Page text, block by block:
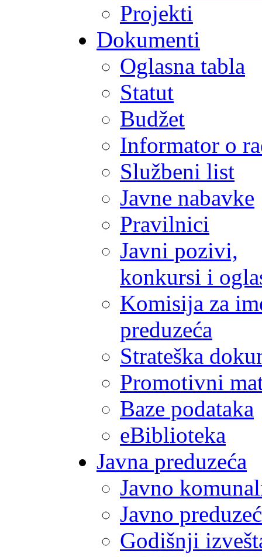
Projekti
Dokumenti
Oglasna tabla
Statut
Budžet
Informator o
Službeni list
Javne nabavke
Pravilnici
Javni pozivi,
konkursi i
Komisija za
preduzeća
Strateška
Promotivni
Baze podataka
eBiblioteka
Javna preduzeća
Javno
Javno
Godišnji